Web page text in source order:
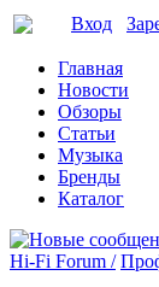
Вход
Главная
Новости
Обзоры
Статьи
Музыка
Бренды
Каталог
Hi-Fi Forum /